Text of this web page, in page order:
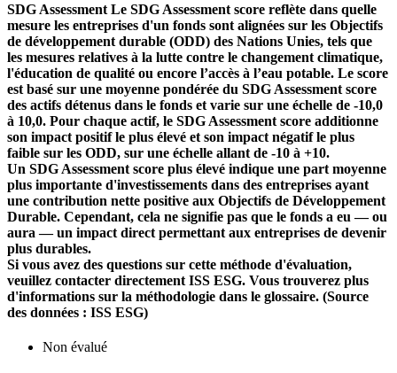
SDG Assessment Le SDG Assessment score reflète dans quelle
mesure les entreprises d'un fonds sont alignées sur les Objectifs
de développement durable (ODD) des Nations Unies, tels que
les mesures relatives à la lutte contre le changement climatique,
l'éducation de qualité ou encore l’accès à l’eau potable. Le score
est basé sur une moyenne pondérée du SDG Assessment score
des actifs détenus dans le fonds et varie sur une échelle de -10,0
à 10,0. Pour chaque actif, le SDG Assessment score additionne
son impact positif le plus élevé et son impact négatif le plus
faible sur les ODD, sur une échelle allant de -10 à +10.
Un SDG Assessment score plus élevé indique une part moyenne
plus importante d'investissements dans des entreprises ayant
une contribution nette positive aux Objectifs de Développement
Durable. Cependant, cela ne signifie pas que le fonds a eu — ou
aura — un impact direct permettant aux entreprises de devenir
plus durables.
Si vous avez des questions sur cette méthode d'évaluation,
veuillez contacter directement ISS ESG. Vous trouverez plus
d'informations sur la méthodologie dans le glossaire. (Source
des données : ISS ESG)
Non évalué